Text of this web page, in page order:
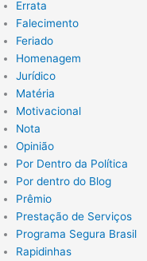
Errata
Falecimento
Feriado
Homenagem
Jurídico
Matéria
Motivacional
Nota
Opinião
Por Dentro da Política
Por dentro do Blog
Prêmio
Prestação de Serviços
Programa Segura Brasil
Rapidinhas